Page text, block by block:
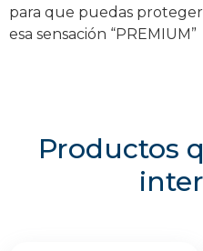
para que puedas
esa sensación “PREMIUM”
Productos